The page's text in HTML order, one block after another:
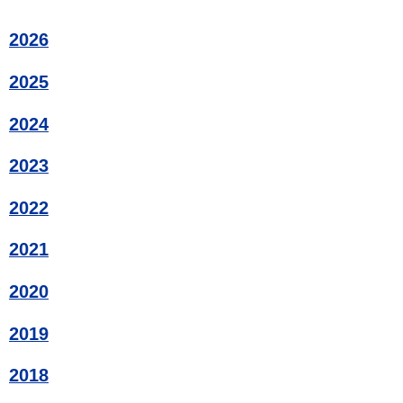
2026
2025
2024
2023
2022
2021
2020
2019
2018